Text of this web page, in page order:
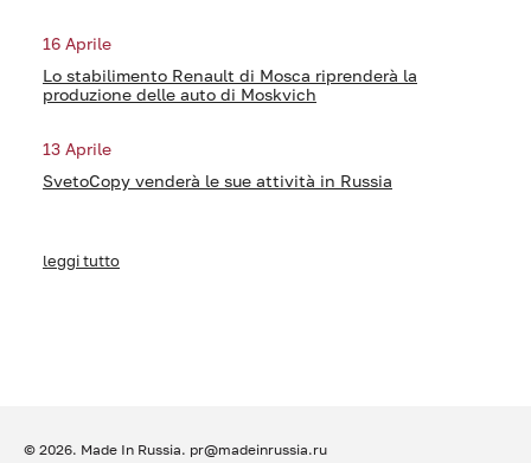
16 Aprile
Lo stabilimento Renault di Mosca riprenderà la
produzione delle auto di Moskvich
13 Aprile
SvetoCopy venderà le sue attività in Russia
leggi tutto
© 2026. Made In Russia. pr@madeinrussia.ru